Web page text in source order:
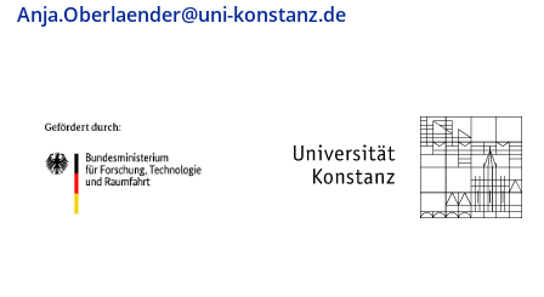
Anja.Oberlaender@uni-konstanz.de